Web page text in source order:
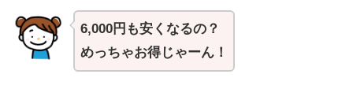
6,000円も安くなるの？
めっちゃお得じゃーん！